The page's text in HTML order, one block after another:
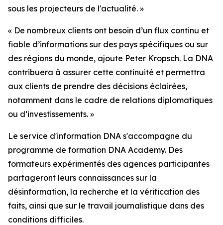
sous les projecteurs de l'actualité. »
« De nombreux clients ont besoin d’un flux continu et
fiable d’informations sur des pays spécifiques ou sur
des régions du monde, ajoute Peter Kropsch. La DNA
contribuera à assurer cette continuité et permettra
aux clients de prendre des décisions éclairées,
notamment dans le cadre de relations diplomatiques
ou d’investissements. »
Le service d'information DNA s'accompagne du
programme de formation DNA Academy. Des
formateurs expérimentés des agences participantes
partageront leurs connaissances sur la
désinformation, la recherche et la vérification des
faits, ainsi que sur le travail journalistique dans des
conditions difficiles.